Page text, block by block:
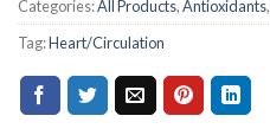
Categories:All Products,Antioxidants,
Tag:Heart/Circulation